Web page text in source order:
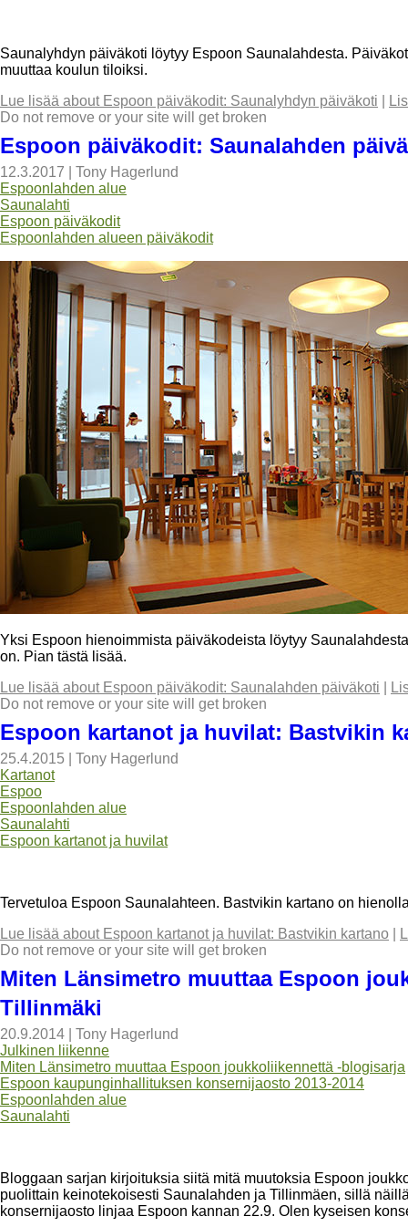
Saunalyhdyn päiväkoti löytyy Espoon Saunalahdesta.
muuttaa koulun tiloiksi.
Lue lisää about Espoon päiväkodit: Saunalyhdyn päiväkoti
Do not remove or your site will get broken
Espoon päiväkodit: Saunalahden
12.3.2017
Tony Hagerlund
Espoonlahden alue
Saunalahti
Espoon päiväkodit
Espoonlahden alueen päiväkodit
Yksi Espoon hienoimmista päiväkodeista löytyy
on. Pian tästä lisää.
Lue lisää about Espoon päiväkodit: Saunalahden päiväkoti
Do not remove or your site will get broken
Espoon kartanot ja huvilat: Bastvikin
25.4.2015
Tony Hagerlund
Kartanot
Espoo
Espoonlahden alue
Saunalahti
Espoon kartanot ja huvilat
Tervetuloa Espoon Saunalahteen. Bastvikin kartano on
Lue lisää about Espoon kartanot ja huvilat: Bastvikin kartano
Do not remove or your site will get broken
Miten Länsimetro muuttaa Espoon
Tillinmäki
20.9.2014
Tony Hagerlund
Julkinen liikenne
Miten Länsimetro muuttaa Espoon joukkoliikennettä -blogisarja
Espoon kaupunginhallituksen konsernijaosto 2013-2014
Espoonlahden alue
Saunalahti
Bloggaan sarjan kirjoituksia siitä mitä muutoksia Espoon
puolittain keinotekoisesti Saunalahden ja Tillinmäen, sillä
konsernijaosto linjaa Espoon kannan 22.9. Olen kyseisen